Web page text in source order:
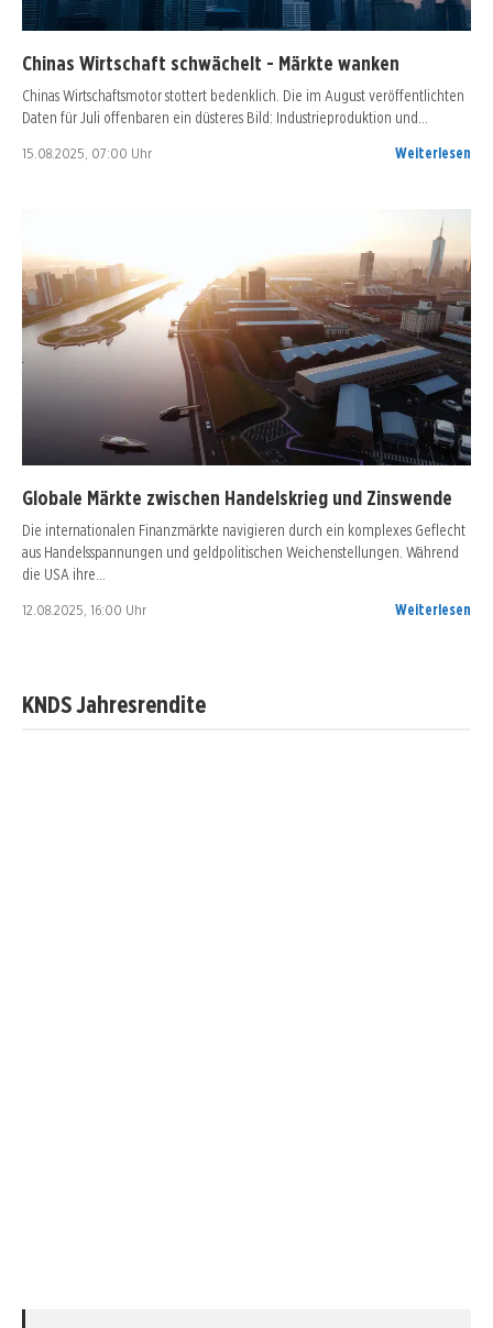
Chinas Wirtschaft schwächelt - Märkte wanken
Chinas Wirtschaftsmotor stottert bedenklich. Die im August veröffentlichten
Daten für Juli offenbaren ein düsteres Bild: Industrieproduktion und…
15.08.2025, 07:00 Uhr Weiterlesen
Globale Märkte zwischen Handelskrieg und Zinswende
Die internationalen Finanzmärkte navigieren durch ein komplexes Geflecht
aus Handelsspannungen und geldpolitischen Weichenstellungen. Während
die USA ihre…
12.08.2025, 16:00 Uhr Weiterlesen
KNDS Jahresrendite